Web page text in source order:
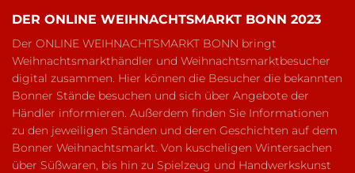
DER ONLINE WEIHNACHTSMARKT BONN 2023
Der ONLINE WEIHNACHTSMARKT BONN bringt
Weihnachtsmarkthändler und Weihnachtsmarktbesucher
digital zusammen. Hier können die Besucher die bekannten
Bonner Stände besuchen und sich über Angebote der
Händler informieren. Außerdem finden Sie Informationen
zu den jeweiligen Ständen und deren Geschichten auf dem
Bonner Weihnachtsmarkt. Von kuscheligen Wintersachen
über Süßwaren, bis hin zu Spielzeug und Handwerkskunst